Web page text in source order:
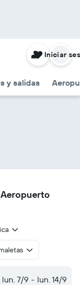
y salidas
Iniciar
lun. 7/9 - lun. 14/9